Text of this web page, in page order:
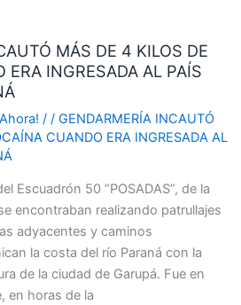
MÁS DE 4 KILOS DE
ERA INGRESADA AL PAÍS
/ / GENDARMERÍA INCAUTÓ
CUANDO ERA INGRESADA AL
Escuadrón 50 “POSADAS”, de la
encontraban realizando patrullajes
adyacentes y caminos
la costa del río Paraná con la
de la ciudad de Garupá. Fue en
en horas de la